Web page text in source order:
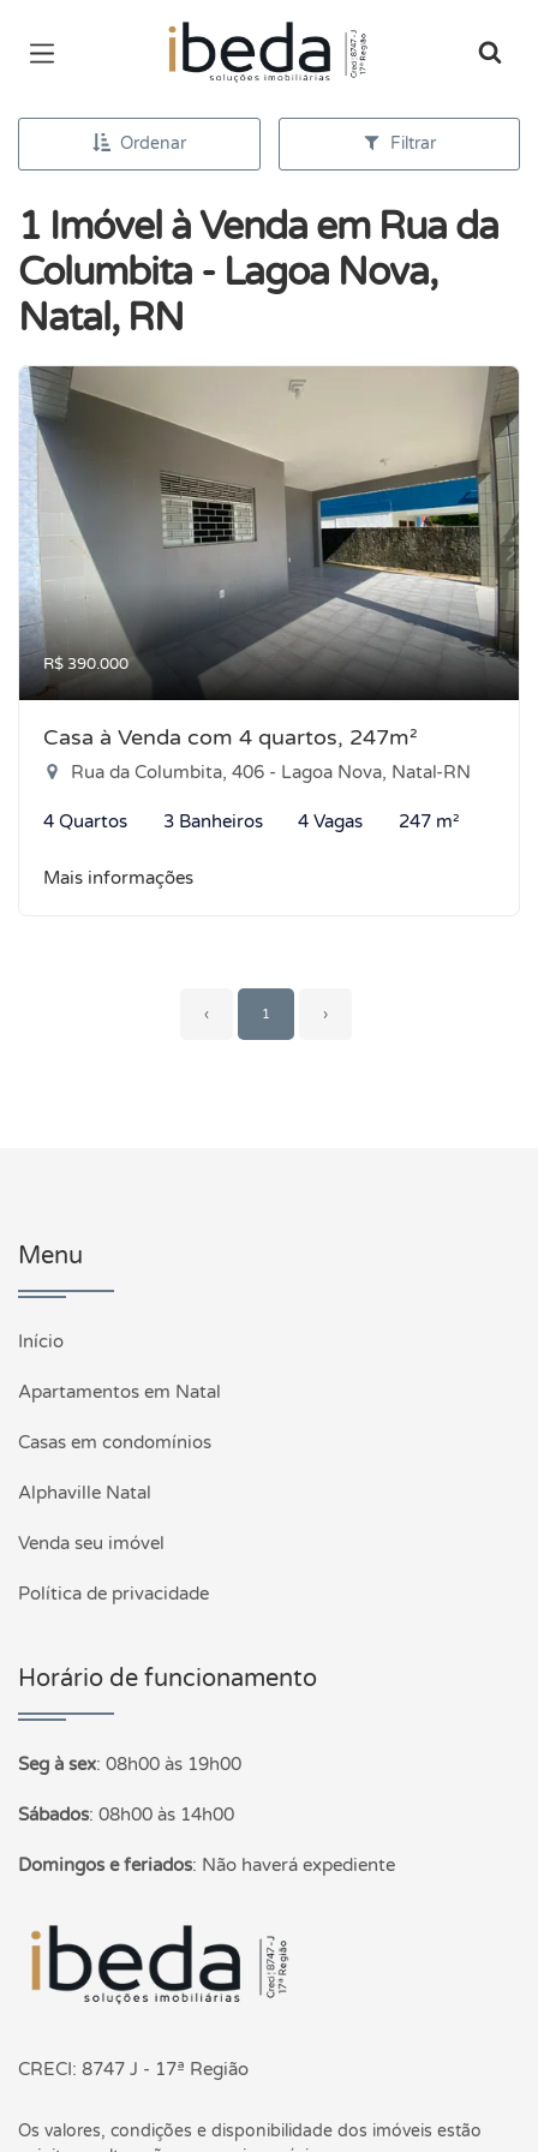
Página inicial
Ordenar Filtrar
1 Imóvel à Venda em Rua da
Columbita - Lagoa Nova,
Natal, RN
R$ 390.000
Casa à Venda com 4 quartos, 247m²
Rua da Columbita, 406 - Lagoa Nova, Natal-RN
4 Quartos 3 Banheiros 4 Vagas 247 m²
Mais informações
‹ 1 ›
Menu
Início
Apartamentos em Natal
Casas em condomínios
Alphaville Natal
Venda seu imóvel
Política de privacidade
Horário de funcionamento
Seg à sex: 08h00 às 19h00
Sábados: 08h00 às 14h00
Domingos e feriados: Não haverá expediente
Página inicial
CRECI: 8747 J - 17ª Região
Os valores, condições e disponibilidade dos imóveis estão